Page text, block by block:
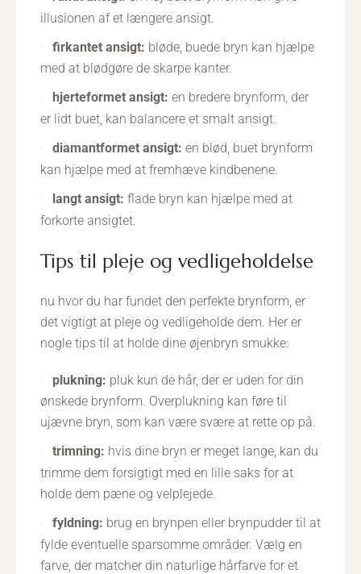
illusionen af et længere ansigt.
firkantet ansigt: bløde, buede bryn kan hjælpe
med at blødgøre de skarpe kanter.
hjerteformet ansigt: en bredere brynform, der
er lidt buet, kan balancere et smalt ansigt.
diamantformet ansigt: en blød, buet brynform
kan hjælpe med at fremhæve kindbenene.
langt ansigt: flade bryn kan hjælpe med at
forkorte ansigtet.
tips til pleje og vedligeholdelse
nu hvor du har fundet den perfekte brynform, er
det vigtigt at pleje og vedligeholde dem. Her er
nogle tips til at holde dine øjenbryn smukke:
plukning: pluk kun de hår, der er uden for din
ønskede brynform. Overplukning kan føre til
ujævne bryn, som kan være svære at rette op på.
trimning: hvis dine bryn er meget lange, kan du
trimme dem forsigtigt med en lille saks for at
holde dem pæne og velplejede.
fyldning: brug en brynpen eller brynpudder til at
fylde eventuelle sparsomme områder. Vælg en
farve, der matcher din naturlige hårfarve for et